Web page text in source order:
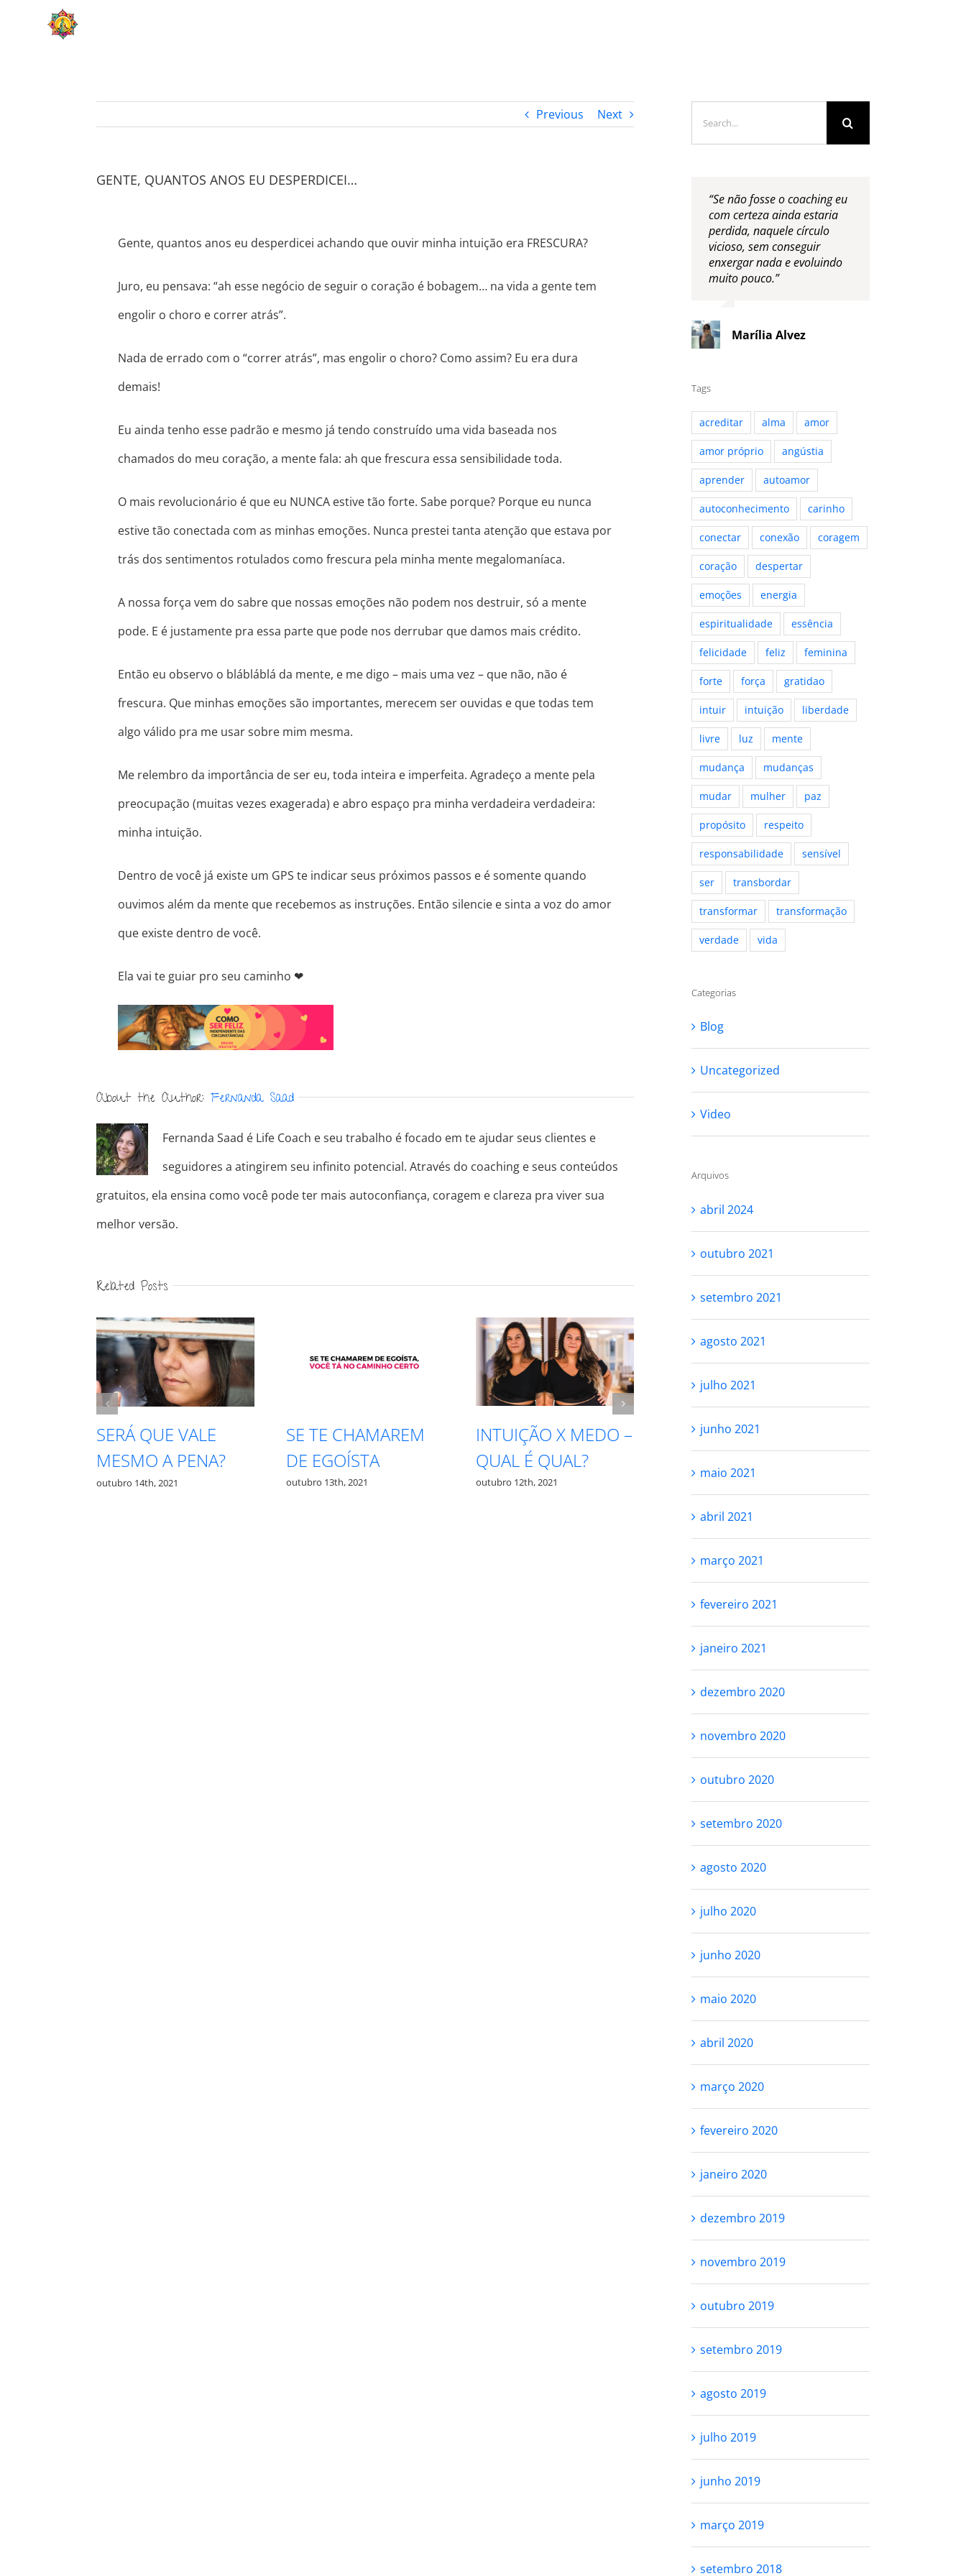
Previous Next
GENTE, QUANTOS ANOS EU DESPERDICEI…
Gente, quantos anos eu desperdicei achando que ouvir minha intuição era FRESCURA?
Juro, eu pensava: “ah esse negócio de seguir o coração é bobagem… na vida a gente tem
engolir o choro e correr atrás”.
Nada de errado com o “correr atrás”, mas engolir o choro? Como assim? Eu era dura
demais!
Eu ainda tenho esse padrão e mesmo já tendo construído uma vida baseada nos
chamados do meu coração, a mente fala: ah que frescura essa sensibilidade toda.
O mais revolucionário é que eu NUNCA estive tão forte. Sabe porque? Porque eu nunca
estive tão conectada com as minhas emoções. Nunca prestei tanta atenção que estava por
trás dos sentimentos rotulados como frescura pela minha mente megalomaníaca.
A nossa força vem do sabre que nossas emoções não podem nos destruir, só a mente
pode. E é justamente pra essa parte que pode nos derrubar que damos mais crédito.
Então eu observo o blábláblá da mente, e me digo – mais uma vez – que não, não é
frescura. Que minhas emoções são importantes, merecem ser ouvidas e que todas tem
algo válido pra me usar sobre mim mesma.
Me relembro da importância de ser eu, toda inteira e imperfeita. Agradeço a mente pela
preocupação (muitas vezes exagerada) e abro espaço pra minha verdadeira verdadeira:
minha intuição.
Dentro de você já existe um GPS te indicar seus próximos passos e é somente quando
ouvimos além da mente que recebemos as instruções. Então silencie e sinta a voz do amor
que existe dentro de você.
Ela vai te guiar pro seu caminho ❤
About the Author:Fernanda Saad
Fernanda Saad é Life Coach e seu trabalho é focado em te ajudar seus clientes e
seguidores a atingirem seu infinito potencial. Através do coaching e seus conteúdos
gratuitos, ela ensina como você pode ter mais autoconfiança, coragem e clareza pra viver sua
melhor versão.
Related Posts
SERÁ QUE VALE
MESMO A PENA?
outubro 14th, 2021
SE TE CHAMAREM
DE EGOÍSTA
outubro 13th, 2021
INTUIÇÃO X MEDO –
QUAL É QUAL?
outubro 12th, 2021
RESPEITE SEU
for:
“Se não fosse o coaching eu
com certeza ainda estaria
perdida, naquele círculo
vicioso, sem conseguir
enxergar nada e evoluindo
muito pouco.”
Marília Alvez
Tags
acreditar alma amor
amor próprio angústia
aprender autoamor
autoconhecimento carinho
conectar conexão coragem
coração despertar
emoções energia
espiritualidade essência
felicidade feliz feminina
forte força gratidao
intuir intuição liberdade
livre luz mente
mudança mudanças
mudar mulher paz
propósito respeito
responsabilidade sensível
ser transbordar
transformar transformação
verdade vida
Categorias
Blog
Uncategorized
Video
Arquivos
abril 2024
outubro 2021
setembro 2021
agosto 2021
julho 2021
junho 2021
maio 2021
abril 2021
março 2021
fevereiro 2021
janeiro 2021
dezembro 2020
novembro 2020
outubro 2020
setembro 2020
agosto 2020
julho 2020
junho 2020
maio 2020
abril 2020
março 2020
fevereiro 2020
janeiro 2020
dezembro 2019
novembro 2019
outubro 2019
setembro 2019
agosto 2019
julho 2019
junho 2019
março 2019
setembro 2018